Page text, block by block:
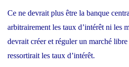
Ce ne devrait plus être la banque
arbitrairement les taux d’intérêt ni les
devrait créer et réguler un marché libre
ressortirait les taux d’intérêt.